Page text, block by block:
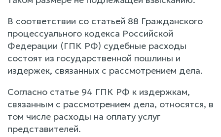
В соответствии со статьей 88 Гражданского
процессуального кодекса Российской
Федерации (ГПК РФ) судебные расходы
состоят из государственной пошлины и
издержек, связанных с рассмотрением дела.
Согласно статье 94 ГПК РФ к издержкам,
связанным с рассмотрением дела, относятся, в
том числе расходы на оплату услуг
представителей.